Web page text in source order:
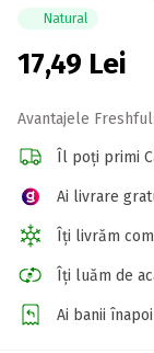
Natural
17,49 Lei
Avantajele Freshful:
Îl poți primi
Ai livrare
Îți livrăm
Îți luăm de
Ai banii